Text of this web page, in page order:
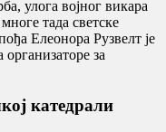
улога војног викара
тада светске
Елеонора Рузвелт је
за
катедрали